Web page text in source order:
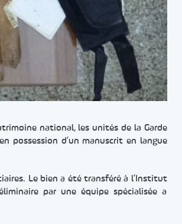
national, les unités de la Garde
possession d’un manuscrit en langue
Le bien a été transféré à l’Institut
par une équipe spécialisée a